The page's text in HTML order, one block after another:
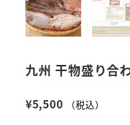
九州 干物盛り合
¥5,500 （税込）